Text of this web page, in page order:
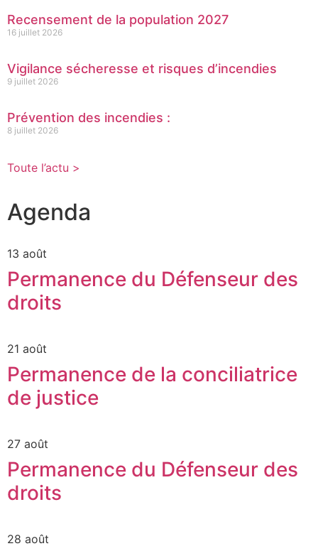
Recensement de la population 2027
16 juillet 2026
Vigilance sécheresse et risques d’incendies
9 juillet 2026
Prévention des incendies :
8 juillet 2026
Toute l’actu >
Agenda
13 août
Permanence du Défenseur des
droits
21 août
Permanence de la conciliatrice
de justice
27 août
Permanence du Défenseur des
droits
28 août